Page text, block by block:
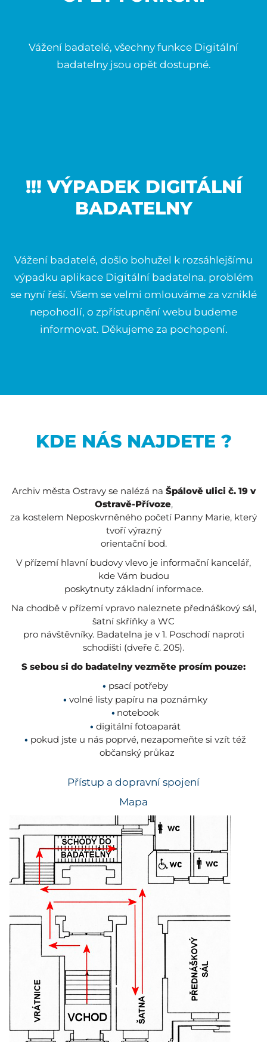
Vážení badatelé, všechny funkce Digitální
badatelny jsou opět dostupné.
!!! VÝPADEK DIGITÁLNÍ
BADATELNY
Vážení badatelé, došlo bohužel k rozsáhlejšímu
výpadku aplikace Digitální badatelna. problém
se nyní řeší. Všem se velmi omlouváme za vzniklé
nepohodlí, o zpřístupnění webu budeme
informovat. Děkujeme za pochopení.
KDE NÁS NAJDETE ?
Archiv města Ostravy se nalézá na Špálově ulici č. 19 v
Ostravě-Přívoze,
za kostelem Neposkvrněného početí Panny Marie, který
tvoří výrazný
orientační bod.
V přízemí hlavní budovy vlevo je informační kancelář,
kde Vám budou
poskytnuty základní informace.
Na chodbě v přízemí vpravo naleznete přednáškový sál,
šatní skříňky a WC
pro návštěvníky. Badatelna je v 1. Poschodí naproti
schodišti (dveře č. 205).
S sebou si do badatelny vezměte prosím pouze:
psací potřeby
volné listy papíru na poznámky
notebook
digitální fotoaparát
pokud jste u nás poprvé, nezapomeňte si vzít též
občanský průkaz
Přístup a dopravní spojení
Mapa